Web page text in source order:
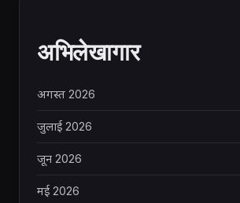
अभिलेखागार
अगस्त 2026
जुलाई 2026
जून 2026
मई 2026